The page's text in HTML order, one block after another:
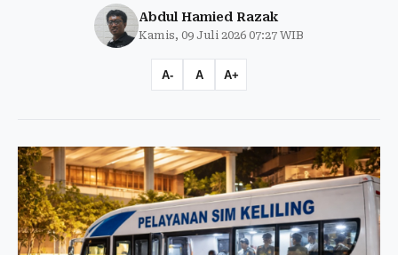
Abdul Hamied Razak
Kamis, 09 Juli 2026 07:27 WIB
A- A A+